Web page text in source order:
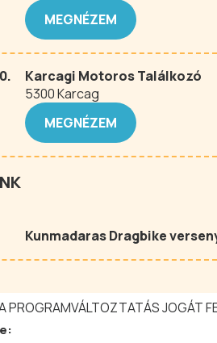
MEGNÉZEM
Karcagi Motoros Találkozó
5300 Karcag
MEGNÉZEM
Kunmadaras Dragbike
PROGRAMVÁLTOZTATÁS JOGÁT